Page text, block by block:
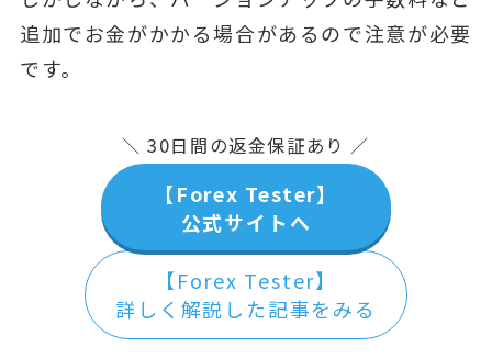
追加でお金がかかる場合があるので注意が必要
です。
＼ 30日間の返金保証あり ／
【Forex Tester】
公式サイトへ
【Forex Tester】
詳しく解説した記事をみる